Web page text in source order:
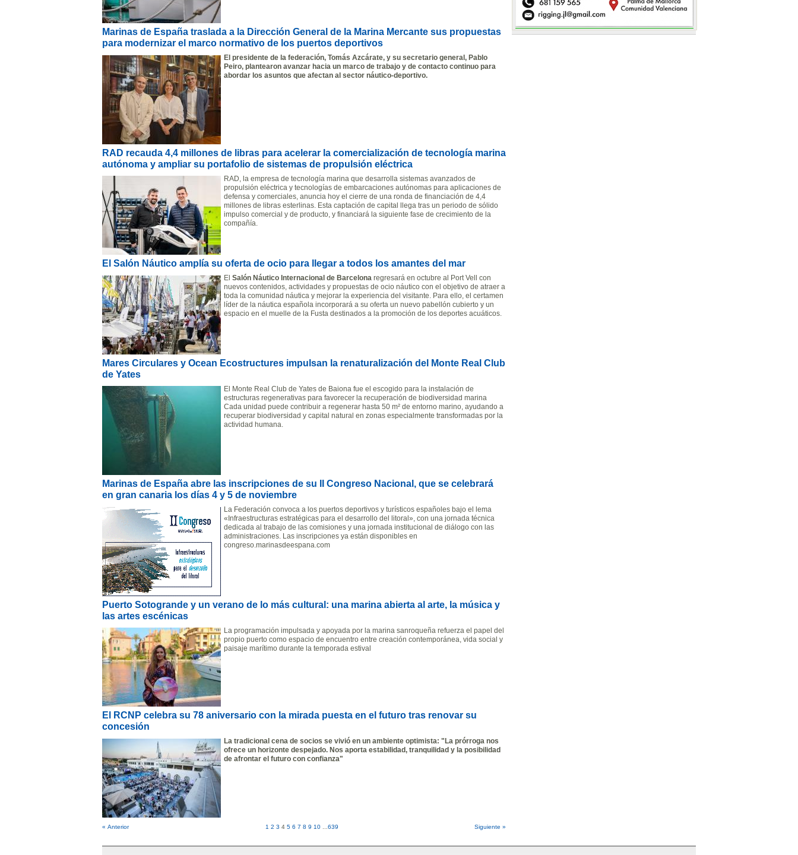
Marinas de España traslada a la Dirección General de la Marina Mercante sus propuestas
para modernizar el marco normativo de los puertos deportivos
El presidente de la federación, Tomás Azcárate, y su secretario general, Pablo
Peiro, plantearon avanzar hacia un marco de trabajo y de contacto continuo para
abordar los asuntos que afectan al sector náutico-deportivo.
RAD recauda 4,4 millones de libras para acelerar la comercialización de tecnología marina
autónoma y ampliar su portafolio de sistemas de propulsión eléctrica
RAD, la empresa de tecnología marina que desarrolla sistemas avanzados de
propulsión eléctrica y tecnologías de embarcaciones autónomas para aplicaciones de
defensa y comerciales, anuncia hoy el cierre de una ronda de financiación de 4,4
millones de libras esterlinas. Esta captación de capital llega tras un periodo de sólido
impulso comercial y de producto, y financiará la siguiente fase de crecimiento de la
compañía.
El Salón Náutico amplía su oferta de ocio para llegar a todos los amantes del mar
El Salón Náutico Internacional de Barcelona regresará en octubre al Port Vell con
nuevos contenidos, actividades y propuestas de ocio náutico con el objetivo de atraer a
toda la comunidad náutica y mejorar la experiencia del visitante. Para ello, el certamen
líder de la náutica española incorporará a su oferta un nuevo pabellón cubierto y un
espacio en el muelle de la Fusta destinados a la promoción de los deportes acuáticos.
Mares Circulares y Ocean Ecostructures impulsan la renaturalización del Monte Real Club
de Yates
El Monte Real Club de Yates de Baiona fue el escogido para la instalación de
estructuras regenerativas para favorecer la recuperación de biodiversidad marina
Cada unidad puede contribuir a regenerar hasta 50 m² de entorno marino, ayudando a
recuperar biodiversidad y capital natural en zonas especialmente transformadas por la
actividad humana.
Marinas de España abre las inscripciones de su II Congreso Nacional, que se celebrará
en gran canaria los días 4 y 5 de noviembre
La Federación convoca a los puertos deportivos y turísticos españoles bajo el lema
«Infraestructuras estratégicas para el desarrollo del litoral», con una jornada técnica
dedicada al trabajo de las comisiones y una jornada institucional de diálogo con las
administraciones. Las inscripciones ya están disponibles en
congreso.marinasdeespana.com
Puerto Sotogrande y un verano de lo más cultural: una marina abierta al arte, la música y
las artes escénicas
La programación impulsada y apoyada por la marina sanroqueña refuerza el papel del
propio puerto como espacio de encuentro entre creación contemporánea, vida social y
paisaje marítimo durante la temporada estival
El RCNP celebra su 78 aniversario con la mirada puesta en el futuro tras renovar su
concesión
La tradicional cena de socios se vivió en un ambiente optimista: "La prórroga nos
ofrece un horizonte despejado. Nos aporta estabilidad, tranquilidad y la posibilidad
de afrontar el futuro con confianza"
« Anterior Siguiente »
1 2 3 4 5 6 7 8 9 10 639